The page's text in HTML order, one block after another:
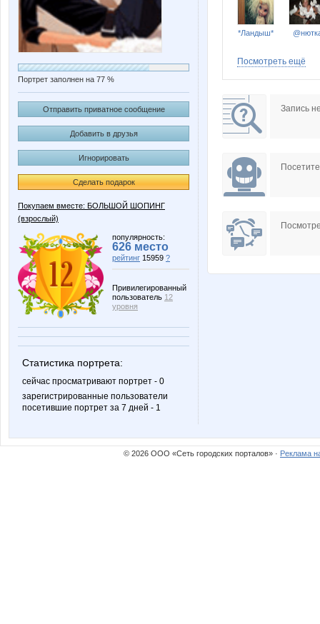
Портрет заполнен на 77 %
Отправить приватное сообщение
Добавить в друзья
Игнорировать
Сделать подарок
Покупаем вместе: БОЛЬШОЙ ШОПИНГ
(взрослый)
популярность:
626 место
рейтинг 15959 ?
Привилегированный
пользователь 12
уровня
Статистика портрета:
сейчас просматривают портрет - 0
зарегистрированные пользователи
посетившие портрет за 7 дней - 1
*Ландыш*
AnnaKova
ENG
Gunita
Посмотреть ещё
Запись
© 2026 ООО «Сеть городских порталов» · Реклама